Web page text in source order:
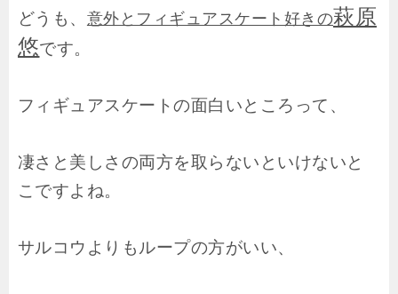
どうも、 意外とフィギュアスケート好きの萩原
悠です。
フィギュアスケートの面白いところって、
凄さと美しさの両方を取らないといけないと
こですよね。
サルコウよりもループの方がいい、